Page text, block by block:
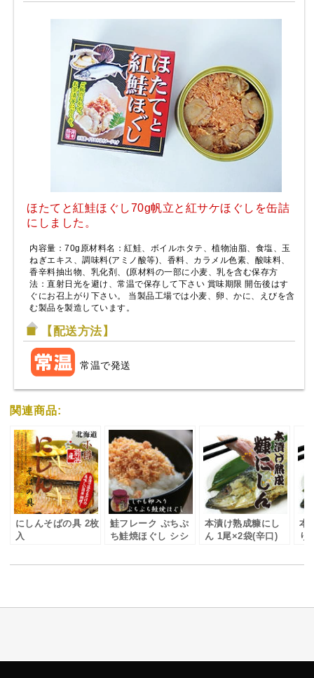
ほたてと紅鮭ほぐし70g帆立と紅サケほぐしを缶詰
にしました。
内容量：70g原材料名：紅鮭、ボイルホタテ、植物油脂、食塩、玉
ねぎエキス、調味料(アミノ酸等)、香料、カラメル色素、酸味料、
香辛料抽出物、乳化剤、(原材料の一部に小麦、乳を含む保存方
法：直射日光を避け、常温で保存して下さい 賞味期限 開缶後はす
ぐにお召上がり下さい。 当製品工場では小麦、卵、かに、えびを含
む製品を製造しています。
【配送方法】
常温で発送
関連商品:
にしんそばの具 2枚
入
鮭フレーク ぷちぷ
ち鮭焼ほぐし シシ
本漬け熟成糠にし
ん 1尾×2袋(辛口)
本
り